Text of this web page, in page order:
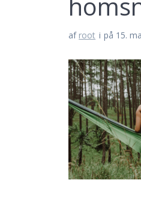
af root i på 15.